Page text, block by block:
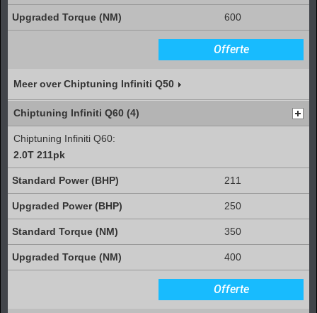
600
Offerte
Meer over Chiptuning Infiniti Q50
Chiptuning Infiniti Q60 (4)
Chiptuning Infiniti Q60:
2.0T 211pk
211
250
350
400
Offerte